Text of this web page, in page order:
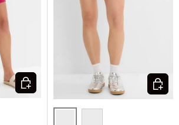
Izberi varianto Izberi